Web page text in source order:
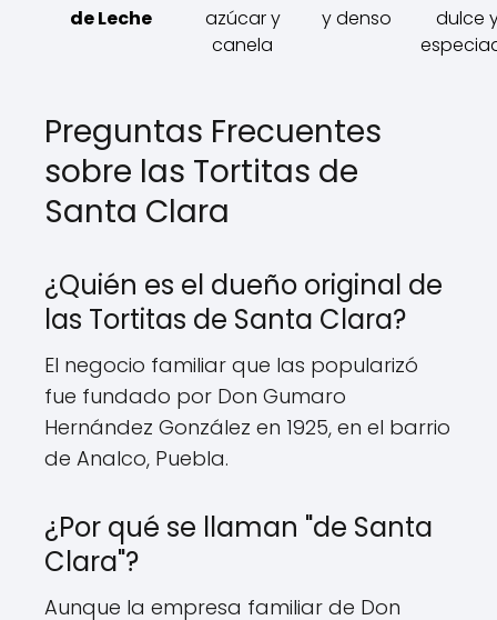
de Leche
azúcar y
canela
y denso
dulce
Preguntas Frecuentes
sobre las Tortitas de
Santa Clara
¿Quién es el dueño original de
las Tortitas de Santa Clara?
El negocio familiar que las popularizó
fue fundado por Don Gumaro
Hernández González en 1925, en el barrio
de Analco, Puebla.
¿Por qué se llaman "de Santa
Clara"?
Aunque la empresa familiar de Don